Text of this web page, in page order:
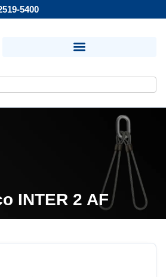
5400
INTER 2 AF